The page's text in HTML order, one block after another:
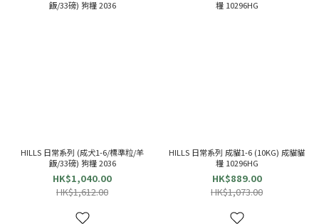
HILLS 日常系列 (成犬1-6/標準粒/羊
飯/33磅) 狗糧 2036
HK$1,040.00
HK$1,612.00
HILLS 日常系列 成貓1-6 (10KG) 成貓貓
糧 10296HG
HK$889.00
HK$1,073.00